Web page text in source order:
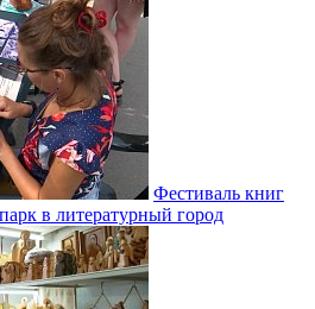
Фестиваль книг
в литературный город